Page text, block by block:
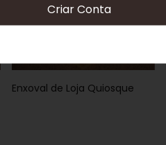
Enxoval de Loja Quiosque
Criar Conta